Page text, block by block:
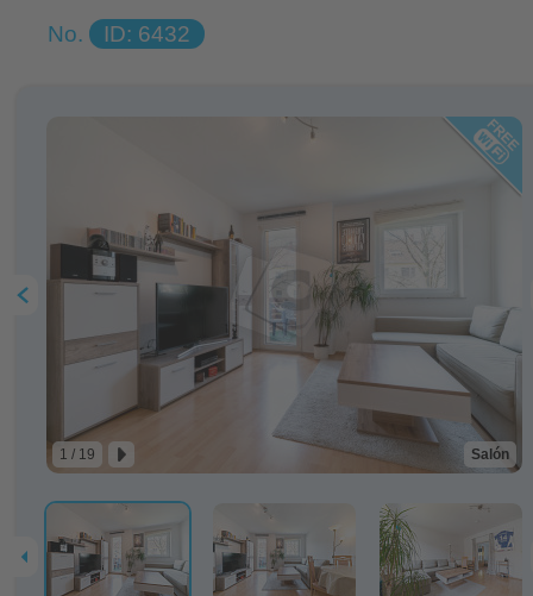
No. ID: 6432
Salón
1 / 19